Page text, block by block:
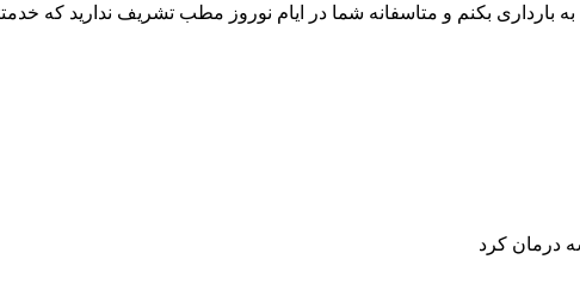
بارداری بکنم و متاسفانه شما در ایام نوروز مطب تشریف ندارید که
درمان کرد